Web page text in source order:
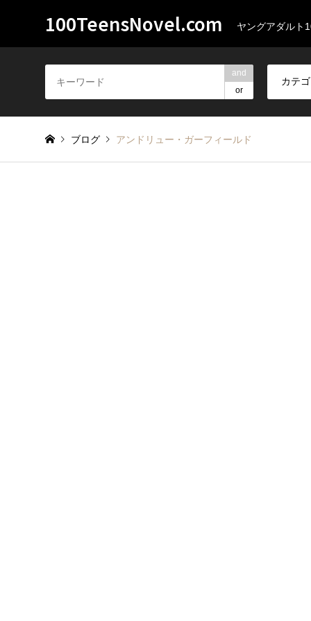
100TeensNovel.com ヤングアダルト
and
or
ブログ アンドリュー・ガーフィールド